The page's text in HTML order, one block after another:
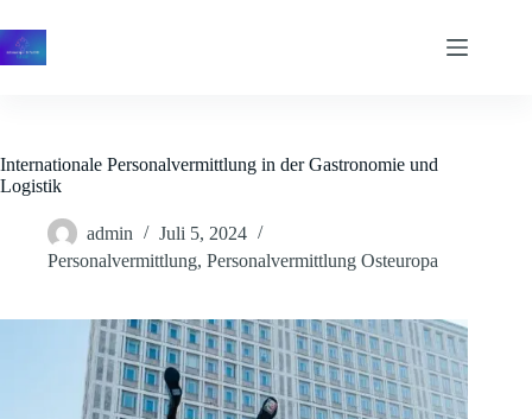
Inhalt
springen
Internationale Personalvermittlung in der Gastronomie und
Logistik
admin
Juli 5, 2024
Personalvermittlung, Personalvermittlung Osteuropa